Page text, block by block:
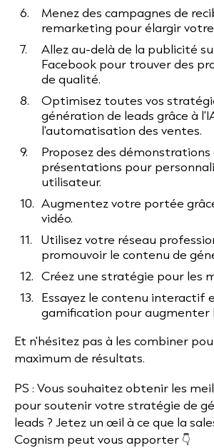
Menez des campagnes de
remarketing pour élargir
Allez au-delà de la publicité
Facebook pour trouver des
de qualité.
Optimisez toutes vos
génération de leads grâce à
l'automatisation des ventes.
Proposez des démonstrations
présentations pour
utilisateur.
Augmentez votre portée
vidéo.
Utilisez votre réseau
promouvoir le contenu de
Créez une stratégie pour les
Essayez le contenu interactif
gamification pour augmenter
Et n'hésitez pas à les combiner
maximum de résultats.
PS : Vous souhaitez obtenir les
pour soutenir votre stratégie de
leads ? Jetez un œil à ce que la
Cognism peut vous apporter 👇